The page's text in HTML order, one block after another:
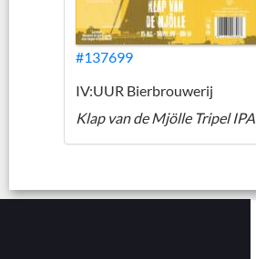
#137699
IV:UUR Bierbrouwerij
Klap van de Mjölle Tripel IPA